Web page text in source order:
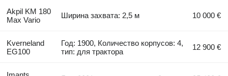
Akpil KM 180
Max Vario
Ширина захвата: 2,5 м 10 000 €
Kverneland
EG100
Год: 1900, Количество корпусов: 4,
тип: для трактора
12 900 €